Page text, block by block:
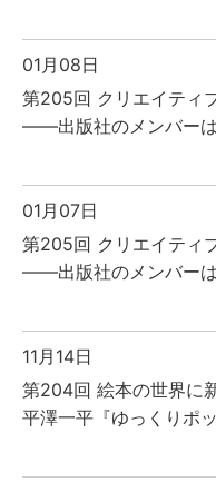
01月08日
第205回 クリエイティ
――出版社のメンバーは
01月07日
第205回 クリエイティ
――出版社のメンバーは
11月14日
第204回 絵本の世界に
平澤一平『ゆっくりポ